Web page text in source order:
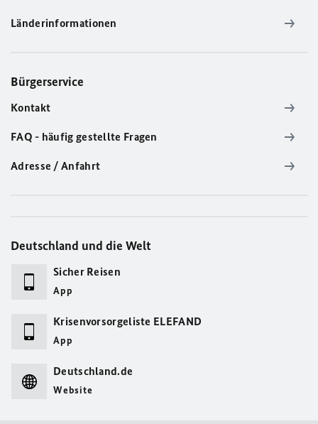
Länderinformationen
Bürgerservice
Kontakt
FAQ - häufig gestellte Fragen
Adresse / Anfahrt
Deutschland und die Welt
Sicher Reisen
App
Krisenvorsorgeliste ELEFAND
App
Deutschland.de
Website